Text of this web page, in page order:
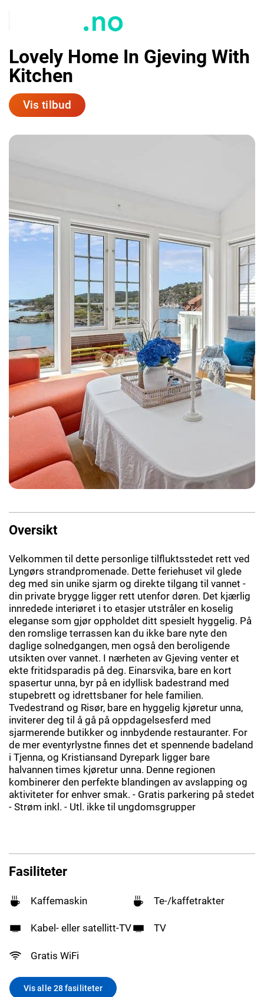
Lovely Home In Gjeving With
Kitchen
Vis tilbud
Oversikt
Velkommen til dette personlige tilfluktsstedet rett ved
Lyngørs strandpromenade. Dette feriehuset vil glede
deg med sin unike sjarm og direkte tilgang til vannet -
din private brygge ligger rett utenfor døren. Det kjærlig
innredede interiøret i to etasjer utstråler en koselig
eleganse som gjør oppholdet ditt spesielt hyggelig. På
den romslige terrassen kan du ikke bare nyte den
daglige solnedgangen, men også den beroligende
utsikten over vannet. I nærheten av Gjeving venter et
ekte fritidsparadis på deg. Einarsvika, bare en kort
spasertur unna, byr på en idyllisk badestrand med
stupebrett og idrettsbaner for hele familien.
Tvedestrand og Risør, bare en hyggelig kjøretur unna,
inviterer deg til å gå på oppdagelsesferd med
sjarmerende butikker og innbydende restauranter. For
de mer eventyrlystne finnes det et spennende badeland
i Tjenna, og Kristiansand Dyrepark ligger bare
halvannen times kjøretur unna. Denne regionen
kombinerer den perfekte blandingen av avslapping og
aktiviteter for enhver smak. - Gratis parkering på stedet
- Strøm inkl. - Utl. ikke til ungdomsgrupper
Fasiliteter
Kaffemaskin Te-/kaffetrakter
Kabel- eller satellitt-TV TV
Gratis WiFi
Vis alle 28 fasiliteter